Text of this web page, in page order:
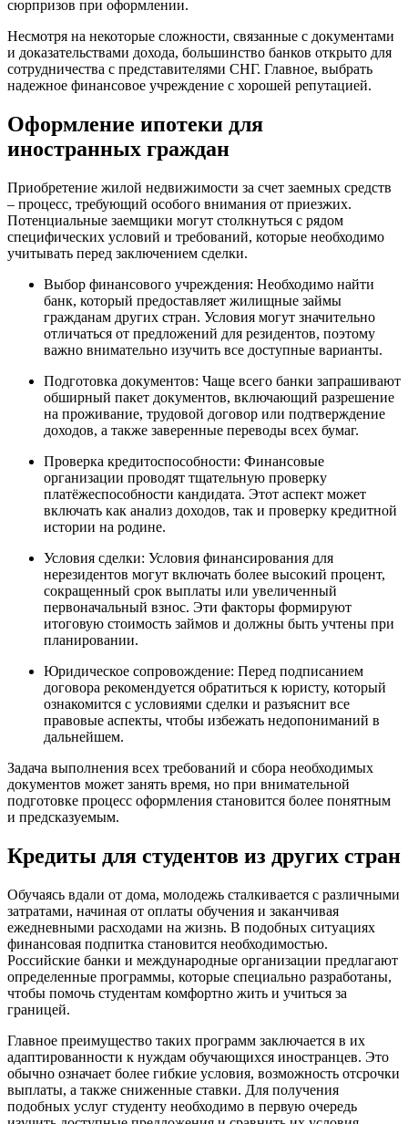
сюрпризов при оформлении.
Несмотря на некоторые сложности, связанные с документами
и доказательствами дохода, большинство банков открыто для
сотрудничества с представителями СНГ. Главное, выбрать
надежное финансовое учреждение с хорошей репутацией.
Оформление ипотеки для
иностранных граждан
Приобретение жилой недвижимости за счет заемных средств
– процесс, требующий особого внимания от приезжих.
Потенциальные заемщики могут столкнуться с рядом
специфических условий и требований, которые необходимо
учитывать перед заключением сделки.
Выбор финансового учреждения: Необходимо найти
банк, который предоставляет жилищные займы
гражданам других стран. Условия могут значительно
отличаться от предложений для резидентов, поэтому
важно внимательно изучить все доступные варианты.
Подготовка документов: Чаще всего банки запрашивают
обширный пакет документов, включающий разрешение
на проживание, трудовой договор или подтверждение
доходов, а также заверенные переводы всех бумаг.
Проверка кредитоспособности: Финансовые
организации проводят тщательную проверку
платёжеспособности кандидата. Этот аспект может
включать как анализ доходов, так и проверку кредитной
истории на родине.
Условия сделки: Условия финансирования для
нерезидентов могут включать более высокий процент,
сокращенный срок выплаты или увеличенный
первоначальный взнос. Эти факторы формируют
итоговую стоимость займов и должны быть учтены при
планировании.
Юридическое сопровождение: Перед подписанием
договора рекомендуется обратиться к юристу, который
ознакомится с условиями сделки и разъяснит все
правовые аспекты, чтобы избежать недопониманий в
дальнейшем.
Задача выполнения всех требований и сбора необходимых
документов может занять время, но при внимательной
подготовке процесс оформления становится более понятным
и предсказуемым.
Кредиты для студентов из других стран
Обучаясь вдали от дома, молодежь сталкивается с различными
затратами, начиная от оплаты обучения и заканчивая
ежедневными расходами на жизнь. В подобных ситуациях
финансовая подпитка становится необходимостью.
Российские банки и международные организации предлагают
определенные программы, которые специально разработаны,
чтобы помочь студентам комфортно жить и учиться за
границей.
Главное преимущество таких программ заключается в их
адаптированности к нуждам обучающихся иностранцев. Это
обычно означает более гибкие условия, возможность отсрочки
выплаты, а также сниженные ставки. Для получения
подобных услуг студенту необходимо в первую очередь